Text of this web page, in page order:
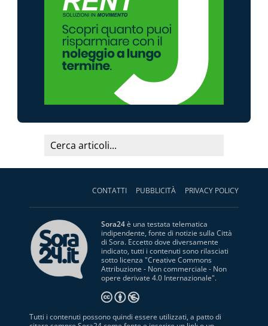
CONTATTI PUBBLICITÀ PRIVACY POLICY
Sora24è una testata telematica
indipendente, fonte di notizie sulla Città
di Sora. Eccetto dove diversamente
indicato, tutti i contenuti sono rilasciati
sotto licenza "Creative Commons
Attribuzione - Non commerciale - Non
opere derivate 4.0 Internazionale".
Tutti i contenuti possono quindi essere utilizzati, a patto di